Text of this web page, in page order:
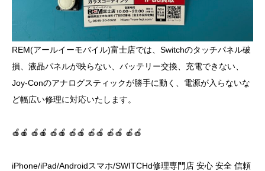
REM(アールイーモバイル)富士店では、Switchのタッチパネル破
損、液晶パネルが映らない、バッテリー交換、充電できない、
Joy-Conのアナログスティックが勝手に動く、電源が入らないな
ど幅広い修理に対応いたします。
🍎🍎 🍎🍎 🍎🍎 🍎🍎 🍎🍎 🍎🍎 🍎🍎
iPhone/iPad/Androidスマホ/SWITCHd修理専門店 安心 安全 信頼